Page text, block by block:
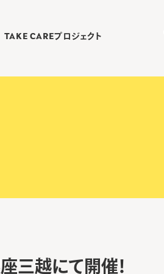
TAKE CAREプロジェクト
三越にて開催！